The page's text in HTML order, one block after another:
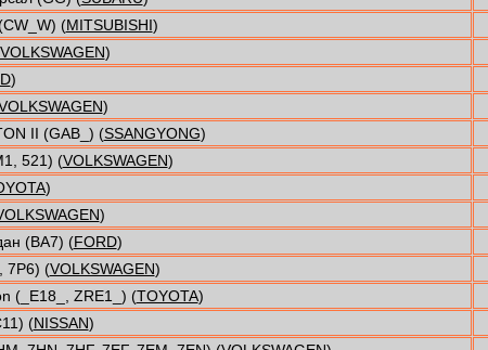
(MITSUBISHI)
VOLKSWAGEN)
)
)
II (GAB_) (SSANGYONG)
521) (VOLKSWAGEN)
)
)
(BA7) (FORD)
7P6) (VOLKSWAGEN)
(_E18_, ZRE1_) (TOYOTA)
(NISSAN)